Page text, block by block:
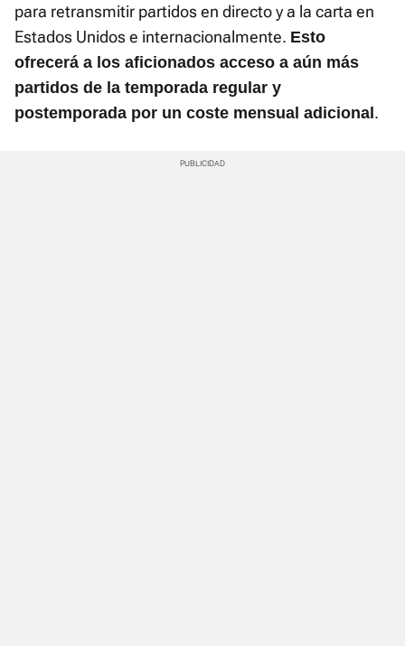
para retransmitir partidos en directo y a la carta en
Estados Unidos e internacionalmente. Esto
ofrecerá a los aficionados acceso a aún más
partidos de la temporada regular y
postemporada por un coste mensual adicional .